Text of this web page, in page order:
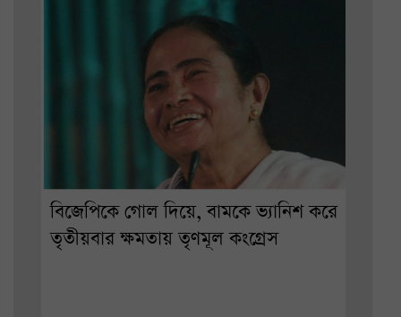
বিজেপিকে গোল দিয়ে, বামকে ভ্যানিশ করে
তৃতীয়বার ক্ষমতায় তৃণমূল কংগ্রেস